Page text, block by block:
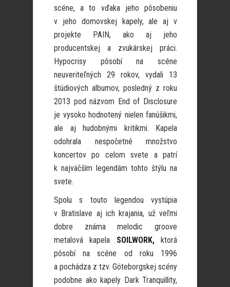
scéne, a to vďaka jeho pôsobeniu
v jeho domovskej kapely, ale aj v
projekte PAIN, ako aj jeho
producentskej a zvukárskej práci.
Hypocrisy pôsobí na scéne
neuveriteľných 29 rokov, vydali 13
štúdiových albumov, posledný z roku
2013 pod názvom End of Disclosure
je vysoko hodnotený nielen fanúšikmi,
ale aj hudobnými kritikmi. Kapela
odohrala nespočetné množstvo
koncertov po celom svete a patrí
k najväčším legendám tohto štýlu na
svete.
Spolu s touto legendou vystúpia
v Bratislave aj ich krajania, už veľmi
dobre známa melodic groove
metalová kapela SOILWORK,ktorá
pôsobí na scéne od roku 1996
a pochádza z tzv. Göteborgskej scény
podobne ako kapely Dark Tranquillity,